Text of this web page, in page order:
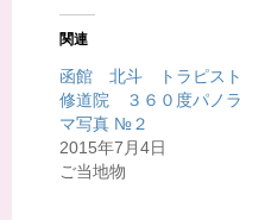
e
r
で
共
有
(
共
有
す
は
ク
関連
函館 北斗 トラピスト
修道院 ３６０度パノラ
マ写真 №２
2015年7月4日
ご当地物